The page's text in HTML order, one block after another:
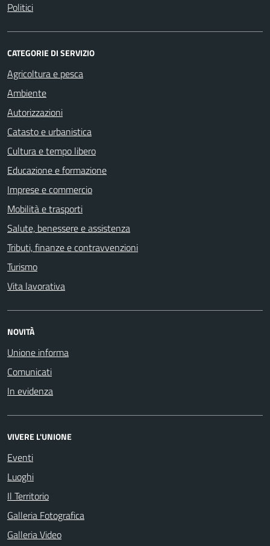
Politici
CATEGORIE DI SERVIZIO
Agricoltura e pesca
Ambiente
Autorizzazioni
Catasto e urbanistica
Cultura e tempo libero
Educazione e formazione
Imprese e commercio
Mobilità e trasporti
Salute, benessere e assistenza
Tributi, finanze e contravvenzioni
Turismo
Vita lavorativa
NOVITÀ
Unione informa
Comunicati
In evidenza
VIVERE L'UNIONE
Eventi
Luoghi
Il Territorio
Galleria Fotografica
Galleria Video